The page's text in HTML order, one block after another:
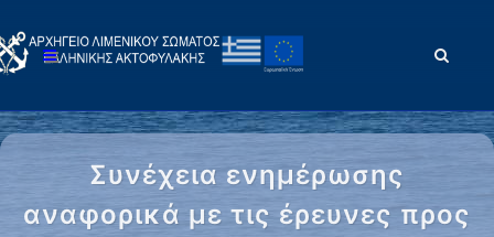
Συνέχεια ενημέρωσης
αναφορικά με τις έρευνες προς